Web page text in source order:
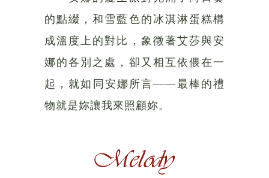
的點綴，和雪藍色的冰淇淋蛋糕構
成溫度上的對比，象徵著艾莎與安
娜的各別之處，卻又相互依偎在一
起，就如同安娜所言——最棒的禮
物就是妳讓我來照顧妳。